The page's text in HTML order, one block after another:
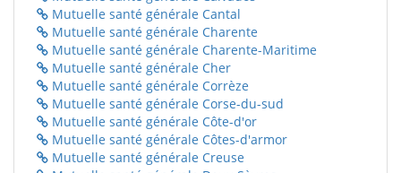
Mutuelle santé générale Cantal
Mutuelle santé générale Charente
Mutuelle santé générale Charente-Maritime
Mutuelle santé générale Cher
Mutuelle santé générale Corrèze
Mutuelle santé générale Corse-du-sud
Mutuelle santé générale Côte-d'or
Mutuelle santé générale Côtes-d'armor
Mutuelle santé générale Creuse